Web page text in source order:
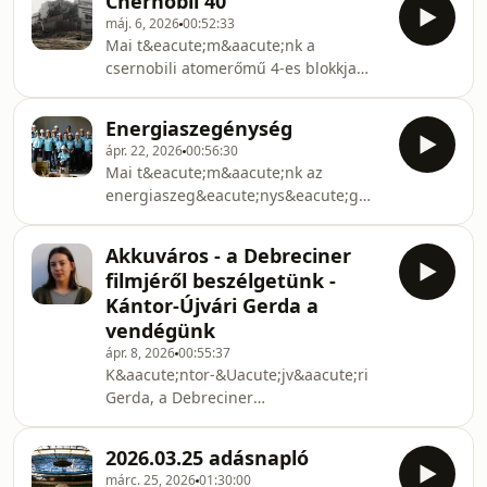
&Eacute;ghajlatv&aacute;ltoz&aacute;si
Tudom&aacute;nyos Test&uuml;let
egyik alap&iacute;t&oa
vend&eacute;g&uuml;nk Simon
Gergely a Greenpeace vegyianyag
szak&eacute;rtője.
máj. 6, 202600:52:33
Mai t&eacute;m&aacute;nk a
csernobili atomerőmű 4-es blokkja
megh&iacute;vott
vend&eacute;g&uuml;nk Perger
Andr&aacute;s az Energiaklub
enegiaprogram vezetője.
Energiaszegénység
ápr. 22, 202600:56:30
Mai t&eacute;m&aacute;nk az
energiaszeg&eacute;nys&eacute;g
Vend&eacute;g&uuml;nk
Korit&aacute;r Zsuzsanna
szakpolitikai szak&eacute;rtő a Habitat
for Humanity
munkat&aacute;rsa.&nbsp;
Akkuváros - a Debreciner
filmjéről beszélgetünk -
Kántor-Újvári Gerda a
vendégünk
ápr. 8, 202600:55:37
K&aacute;ntor-&Uacute;jv&aacute;ri
Gerda, a Debreciner
v&aacute;g&oacute; &eacute;s
2026.03.25 adásnapló
márc. 25, 202601:30:00